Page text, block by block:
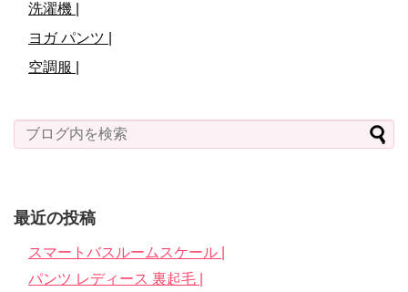
洗濯機 |
ヨガ パンツ |
空調服 |
最近の投稿
スマートバスルームスケール |
パンツ レディース 裏起毛 |